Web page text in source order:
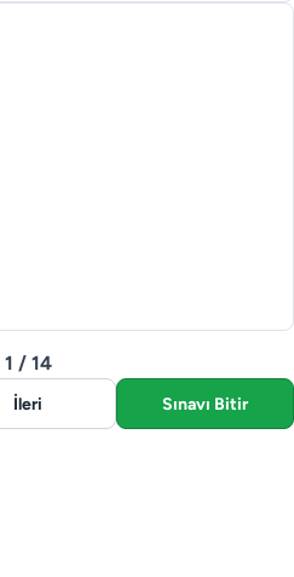
1 / 14
İleri Sınavı Bitir